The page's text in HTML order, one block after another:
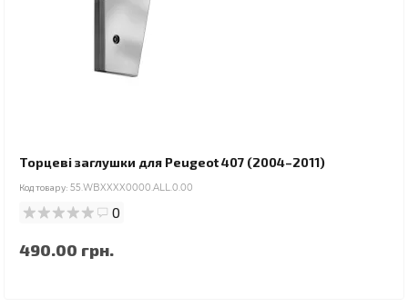
Торцеві заглушки для Peugeot 407 (2004–2011)
Код товару: 55.WBXXXX0000.ALL.0.00
0
490.00 грн.